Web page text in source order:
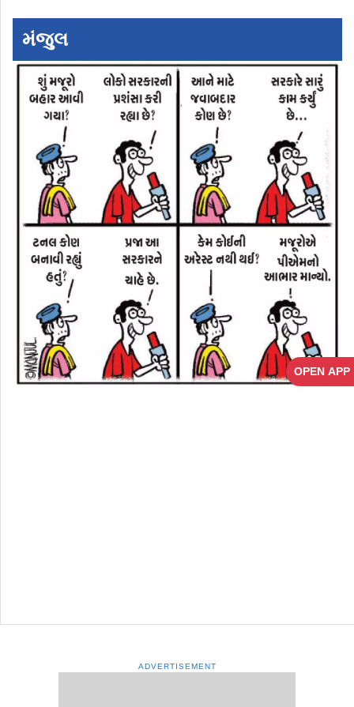
OPEN APP
મંજુલ
ADVERTISEMENT